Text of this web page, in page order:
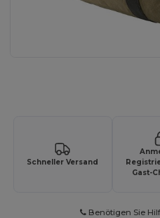
Schneller Versand
Gast-
Benötigen Sie